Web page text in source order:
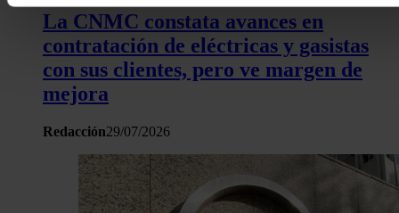
características específicas (huellas digitales)
Obtenga más información sobre cómo se procesan sus
personales y establezca sus preferencias en lasección de
Puede cambiar o retirar su consentimiento en cualquier
la Declaración de cookies.
Las cookies de este sitio web se usan para personalizar el
y los anuncios, ofrecer funciones de redes sociales y
tráfico. Además, compartimos información sobre el uso que
sitio web con nuestros partners de redes sociales,
La CNMC constata avances en
contratación de eléctricas y gasistas
con sus clientes, pero ve margen de
mejora
Redacción29/07/2026